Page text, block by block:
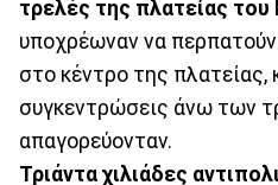
τρελές της πλατείας του
υποχρέωναν να
στο κέντρο της πλατείας,
συγκεντρώσεις άνω των
απαγορεύονταν.
Τριάντα χιλιάδες